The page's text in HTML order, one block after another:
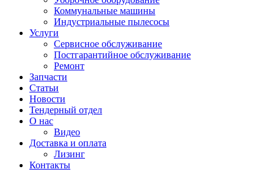
Коммунальные машины
Индустриальные пылесосы
Услуги
Сервисное обслуживание
Постгарантийное обслуживание
Ремонт
Запчасти
Статьи
Новости
Тендерный отдел
О нас
Видео
Доставка и оплата
Лизинг
Контакты